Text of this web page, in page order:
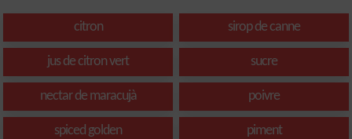
citron sirop de canne
jus de citron vert sucre
nectar de maracujà poivre
spiced golden piment